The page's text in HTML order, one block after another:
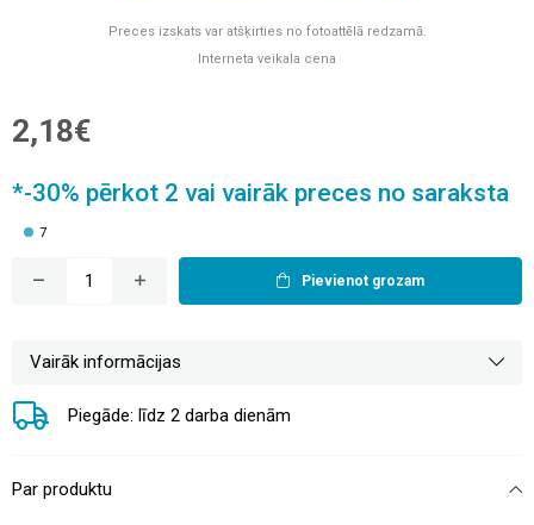
Preces izskats var atšķirties no fotoattēlā redzamā.
Interneta veikala cena
2,18€
*-30% pērkot 2 vai vairāk preces no saraksta
7
Pievienot grozam
Vairāk informācijas
Piegāde: līdz 2 darba dienām
Par produktu